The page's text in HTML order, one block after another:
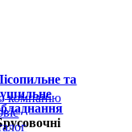
компанію
та